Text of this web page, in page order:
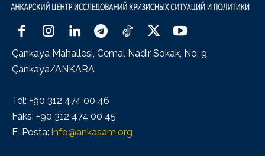
Çankaya Mahallesi, Cemal Nadir Sokak, No: 9,
Çankaya/ANKARA
Tel: +90 312 474 00 46
Faks: +90 312 474 00 45
E-Posta: info@ankasam.org